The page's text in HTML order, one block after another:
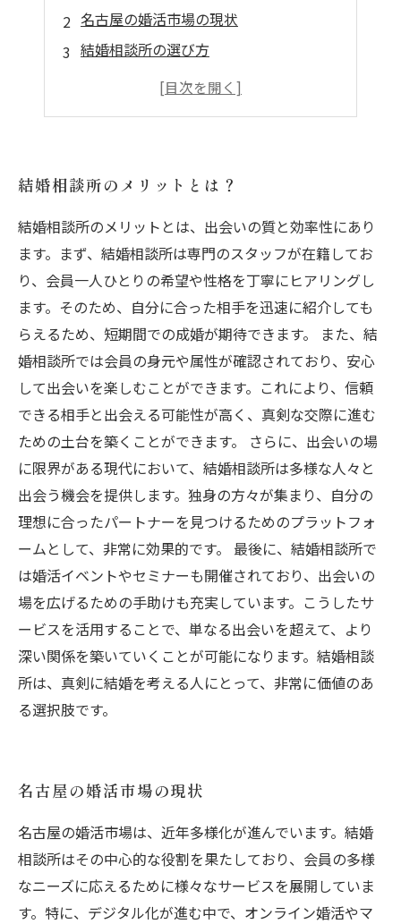
名古屋の婚活市場の現状
結婚相談所の選び方
成功する婚活のステップ
結婚相談所のメリットとは？
結婚相談所のメリットとは、出会いの質と効率性にあり
ます。まず、結婚相談所は専門のスタッフが在籍してお
り、会員一人ひとりの希望や性格を丁寧にヒアリングし
ます。そのため、自分に合った相手を迅速に紹介しても
らえるため、短期間での成婚が期待できます。 また、結
婚相談所では会員の身元や属性が確認されており、安心
して出会いを楽しむことができます。これにより、信頼
できる相手と出会える可能性が高く、真剣な交際に進む
ための土台を築くことができます。 さらに、出会いの場
に限界がある現代において、結婚相談所は多様な人々と
出会う機会を提供します。独身の方々が集まり、自分の
理想に合ったパートナーを見つけるためのプラットフォ
ームとして、非常に効果的です。 最後に、結婚相談所で
は婚活イベントやセミナーも開催されており、出会いの
場を広げるための手助けも充実しています。こうしたサ
ービスを活用することで、単なる出会いを超えて、より
深い関係を築いていくことが可能になります。結婚相談
所は、真剣に結婚を考える人にとって、非常に価値のあ
る選択肢です。
名古屋の婚活市場の現状
名古屋の婚活市場は、近年多様化が進んでいます。結婚
相談所はその中心的な役割を果たしており、会員の多様
なニーズに応えるために様々なサービスを展開していま
す。特に、デジタル化が進む中で、オンライン婚活やマ